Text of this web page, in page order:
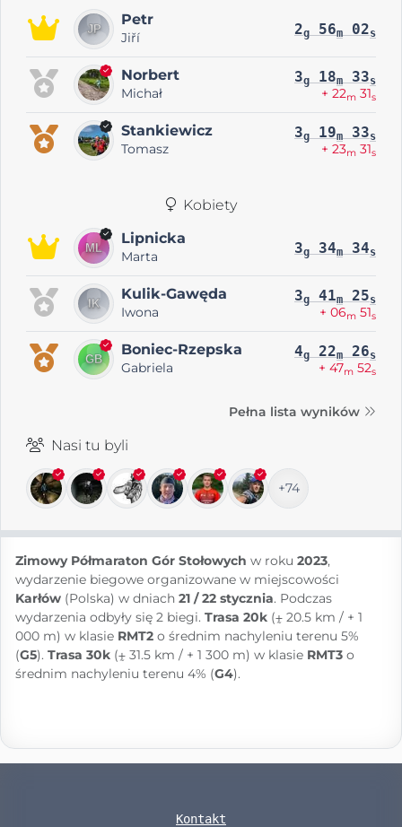
Petr
Jiří 2g 56m 02s
Norbert
Michał
3g 18m 33s
+ 22m 31s
Stankiewicz
Tomasz
3g 19m 33s
+ 23m 31s
Kobiety
Lipnicka
Marta 3g 34m 34s
Kulik-Gawęda
Iwona
3g 41m 25s
+ 06m 51s
Boniec-Rzepska
Gabriela
4g 22m 26s
+ 47m 52s
Pełna lista wyników
Nasi tu byli
+74
Zimowy Półmaraton Gór Stołowych w roku 2023,
wydarzenie biegowe organizowane w miejscowości
Karłów (Polska) w dniach 21 / 22 stycznia. Podczas
wydarzenia odbyły się 2 biegi. Trasa 20k (⨦ 20.5 km / + 1
000 m) w klasie RMT2 o średnim nachyleniu terenu 5%
(G5). Trasa 30k (⨦ 31.5 km / + 1 300 m) w klasie RMT3 o
średnim nachyleniu terenu 4% (G4).
Kontakt